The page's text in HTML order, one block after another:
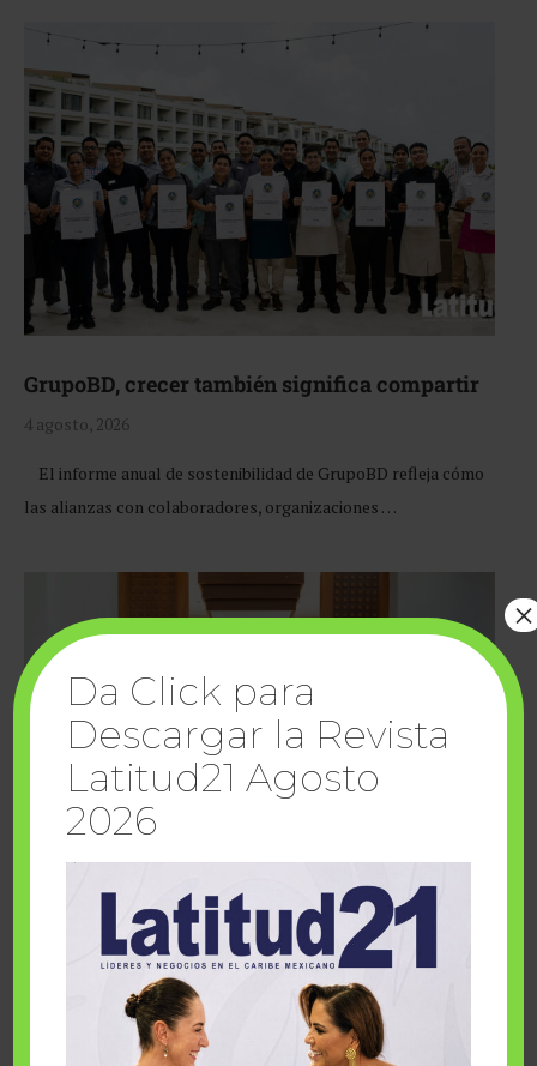
GrupoBD, crecer también significa compartir
4 agosto, 2026
El informe anual de sostenibilidad de GrupoBD refleja cómo
las alianzas con colaboradores, organizaciones …
Cuando la solidaridad inspira; cumplen
sueños Fairmont Mayakoba y Make-A-Wish
Da Click para
Descargar la Revista
Latitud21 Agosto
2026
×